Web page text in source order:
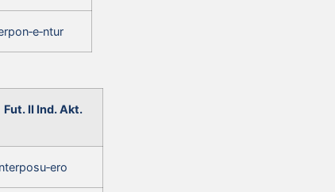
Fut. II Ind. Akt.